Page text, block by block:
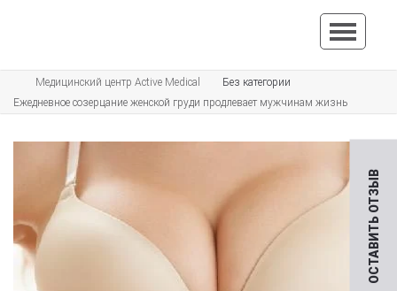
ОСТАВИТЬ ОТЗЫВ
Медицинский центр Active Medical
Без категории
Ежедневное созерцание женской груди продлевает мужчинам жизнь